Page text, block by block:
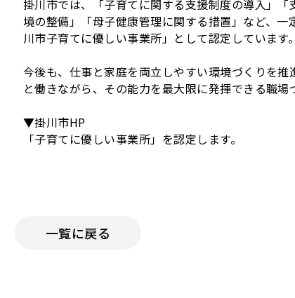
掛川市では、「子育てに関する支援制度の導入」
境の整備」「母子健康管理に関する措置」など、
川市子育てに優しい事業所」として認定しています。
今後も、仕事と家庭を両立しやすい環境づくりを推
と働きながら、その能力を最大限に発揮できる職場
▼掛川市HP
「子育てに優しい事業所」を認定します。
一覧に戻る